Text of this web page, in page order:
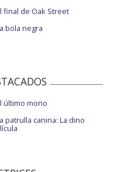
final de Oak Street
bola negra
último mono
patrulla canina: La dino